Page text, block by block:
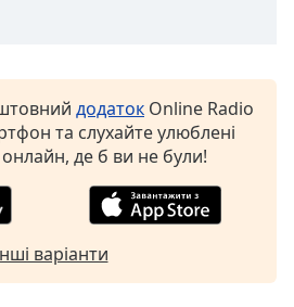
додаток Online Radio
та слухайте улюблені
онлайн, де б ви не були!
варіанти